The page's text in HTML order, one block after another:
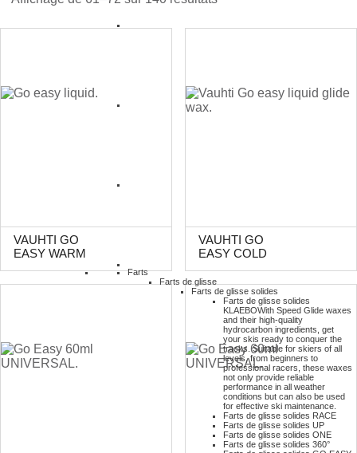
Farts
Farts de glisse
Farts de glisse solides
Farts de glisse solides
KLAEBOWith Speed Glide waxes
and their high-quality
hydrocarbon ingredients, get
your skis ready to conquer the
tracks. Suitable for skiers of all
levels, from beginners to
professional racers, these waxes
not only provide reliable
performance in all weather
conditions but can also be used
for effective ski maintenance.
Farts de glisse solides RACE
Farts de glisse solides UP
Farts de glisse solides ONE
Farts de glisse solides 360°
VAUHTI GO
EASY WARM
VAUHTI GO
EASY COLD